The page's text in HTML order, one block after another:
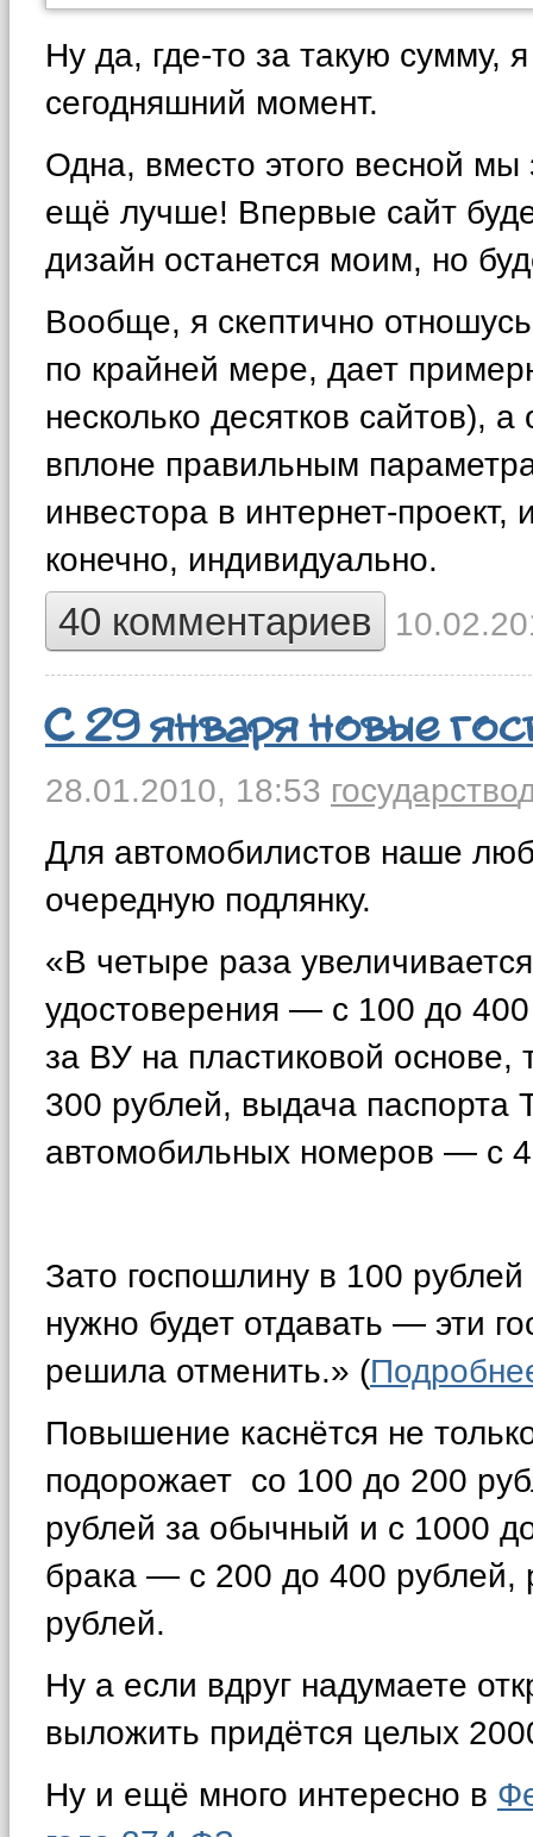
Ну да, где-то за такую сумму,
сегодняшний момент.
Одна, вместо этого весной
ещё лучше! Впервые сайт
дизайн останется моим, но
Вообще, я скептично
по крайней мере, дает
несколько десятков сайтов),
вплоне правильным
инвестора в интернет-
конечно, индивидуально.
40 комментариев
С 29 января новые
28.01.2010, 18:53 государство
Для автомобилистов наше
очередную подлянку.
«В четыре раза
удостоверения — с 100 до
за ВУ на пластиковой основе,
300 рублей, выдача
автомобильных номеров — с
Зато госпошлину в 100
нужно будет отдавать — эти
решила отменить.» (
Повышение каснётся не
подорожает со 100 до 200
рублей за обычный и с 1000
брака — с 200 до 400 рублей,
рублей.
Ну а если вдруг надумаете
выложить придётся целых
Ну и ещё много интересно в